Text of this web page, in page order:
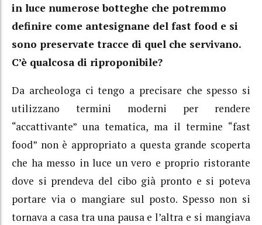
in luce numerose botteghe che potremmo
definire come antesignane del fast food e si
sono preservate tracce di quel che servivano.
C’è qualcosa di riproponibile?
Da archeologa ci tengo a precisare che spesso si
utilizzano termini moderni per rendere
“accattivante” una tematica, ma il termine “fast
food” non è appropriato a questa grande scoperta
che ha messo in luce un vero e proprio ristorante
dove si prendeva del cibo già pronto e si poteva
portare via o mangiare sul posto. Spesso non si
tornava a casa tra una pausa e l’altra e si mangiava